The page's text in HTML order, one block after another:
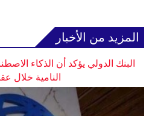
المزيد من الأخبار
البنك الدولي يؤكد أن الذكاء
النامية خلال